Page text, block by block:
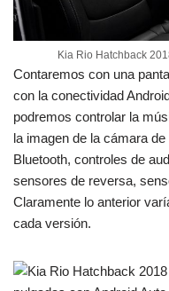
Kia Rio Hatchback
Contaremos con una
con la conectividad
podremos controlar la
la imagen de la cámara
Bluetooth, controles de
sensores de reversa,
Claramente lo anterior
cada versión.